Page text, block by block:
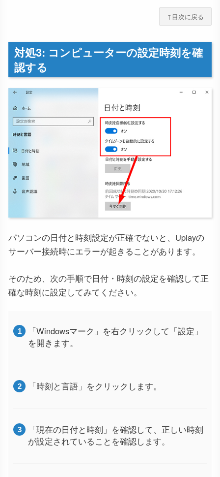
↑目次に戻る
対処3: コンピューターの設定時刻を確
認する
パソコンの日付と時刻設定が正確でないと、Uplayの
サーバー接続時にエラーが起きることがあります。
そのため、次の手順で日付・時刻の設定を確認して正
確な時刻に設定してみてください。
「Windowsマーク」を右クリックして「設定」
を開きます。
「時刻と言語」をクリックします。
「現在の日付と時刻」を確認して、正しい時刻
が設定されていることを確認します。